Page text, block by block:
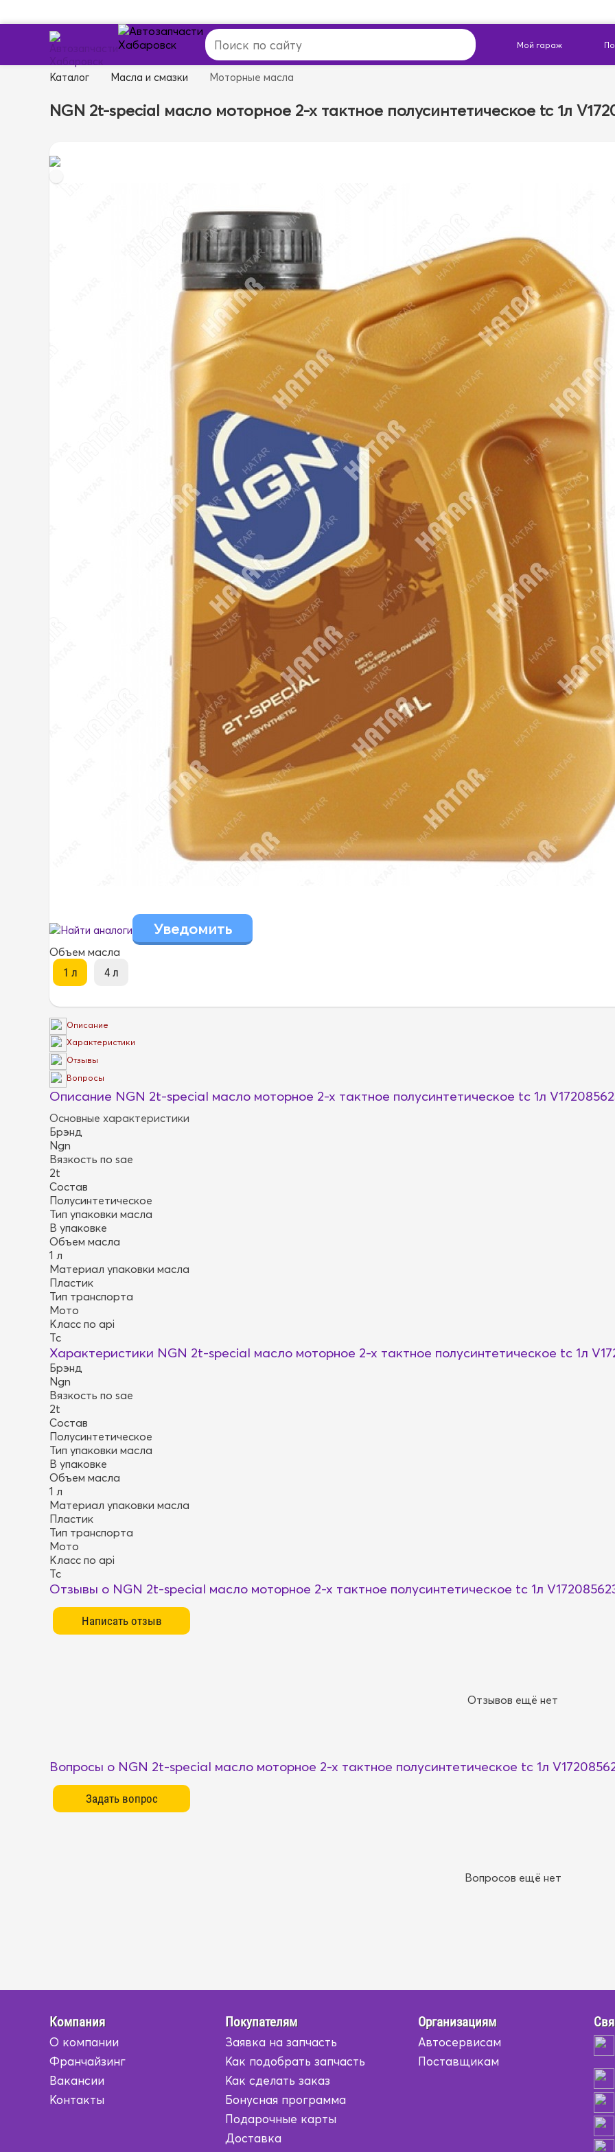
Каталог Масла и смазки Моторные масла
NGN 2t-special масло моторное 2-х тактное полусинтетическое tc 1л
Найти аналоги
Объем масла
Описание
Характеристики
Отзывы
Вопросы
Описание NGN 2t-special масло моторное 2-х тактное полусинтетическое tc 1л
Основные характеристики
Брэнд
Ngn
Вязкость по sae
2t
Состав
Полусинтетическое
Тип упаковки масла
В упаковке
Объем масла
1 л
Материал упаковки масла
Пластик
Тип транспорта
Мото
Класс по api
Tc
Характеристики NGN 2t-special масло моторное 2-х тактное полусинтетическое tc 1л
Брэнд
Ngn
Вязкость по sae
2t
Состав
Полусинтетическое
Тип упаковки масла
В упаковке
Объем масла
1 л
Материал упаковки масла
Пластик
Тип транспорта
Мото
Класс по api
Tc
Отзывы о NGN 2t-special масло моторное 2-х тактное полусинтетическое tc 1л
Отзывов ещё нет
Вопросы о NGN 2t-special масло моторное 2-х тактное полусинтетическое tc 1л
Вопросов ещё нет
Компания
О компании
Франчайзинг
Вакансии
Контакты
Покупателям
Заявка на запчасть
Как подобрать запчасть
Как сделать заказ
Бонусная программа
Подарочные карты
Доставка
Организациям
Автосервисам
Поставщикам